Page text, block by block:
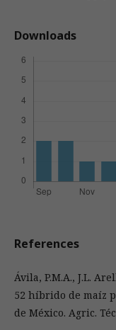
Downloads
References
Ávila, P.M.A., J.L.
52 híbrido de maíz
de México. Agric.